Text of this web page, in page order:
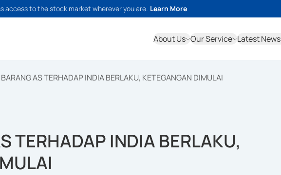
access to the stock market wherever you are. Learn More
About Us Our Service Latest News
AS TERHADAP INDIA BERLAKU, KETEGANGAN DIMULAI
TERHADAP INDIA BERLAKU,